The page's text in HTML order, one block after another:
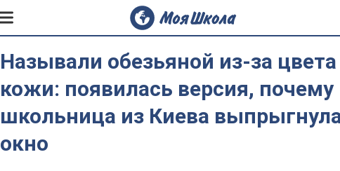
Называли обезьяной из-за цвета
кожи: появилась версия, почему
школьница из Киева
окно